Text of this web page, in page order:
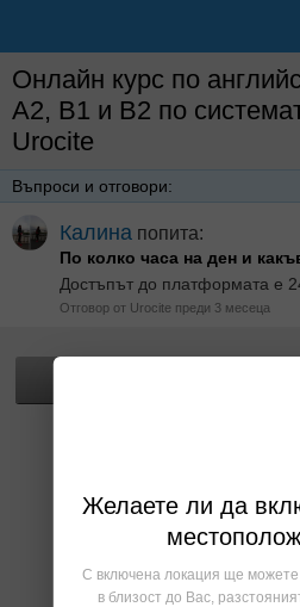
Онлайн курс по
А2, В1 и В2 по
Urocite
Въпроси и отговори:
Калина попита:
По колко часа на ден и
Достъпът до платформата е
Отговор от Urocite преди 3 месеца
Желаете ли да
С включена локация ще
в близост до Вас,